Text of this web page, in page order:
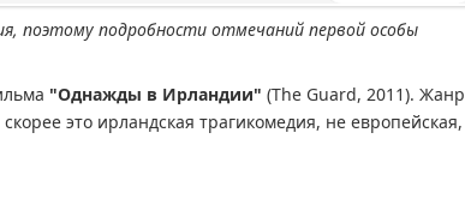
поэтому подробности отмечаний первой особы
"Однажды в Ирландии" (The Guard, 2011). Жанр
это ирландская трагикомедия, не европейская,